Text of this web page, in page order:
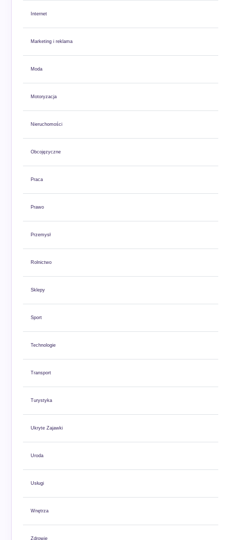
Internet
Marketing i reklama
Moda
Motoryzacja
Nieruchomości
Obcojęzyczne
Praca
Prawo
Przemysł
Rolnictwo
Sklepy
Sport
Technologie
Transport
Turystyka
Ukryte Zajawki
Uroda
Usługi
Wnętrza
Zdrowie